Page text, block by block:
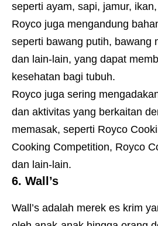
seperti ayam, sapi, jamur,
Royco juga mengandung
seperti bawang putih, bawang
dan lain-lain, yang dapat
kesehatan bagi tubuh.
Royco juga sering
dan aktivitas yang berkaitan
memasak, seperti Royco
Cooking Competition, Royco
dan lain-lain.
6. Wall’s
Wall’s adalah merek es krim